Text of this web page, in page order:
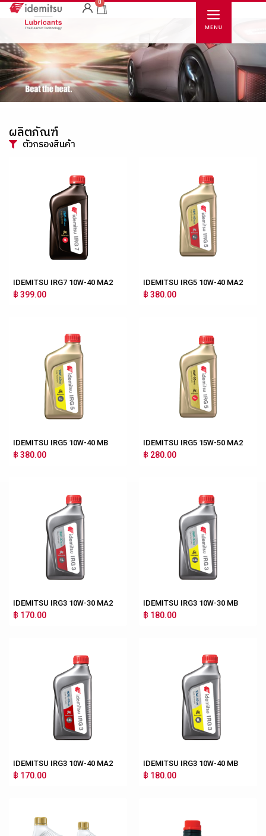
0
ผลิตภัณฑ์
ตัวกรองสินค้า
IDEMITSU IRG7 10W-40 MA2
฿ 399.00
IDEMITSU IRG5 10W-40 MA2
฿ 380.00
IDEMITSU IRG5 10W-40 MB
฿ 380.00
IDEMITSU IRG5 15W-50 MA2
฿ 280.00
IDEMITSU IRG3 10W-30 MA2
฿ 170.00
IDEMITSU IRG3 10W-30 MB
฿ 180.00
IDEMITSU IRG3 10W-40 MA2
฿ 170.00
IDEMITSU IRG3 10W-40 MB
฿ 180.00